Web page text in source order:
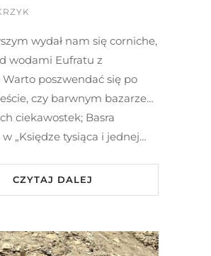
wydał nam się corniche,
wodami Eufratu z
Warto poszwendać się po
czy barwnym bazarze…
ciekawostek; Basra
„Księdze tysiąca i jednej…
CZYTAJ DALEJ